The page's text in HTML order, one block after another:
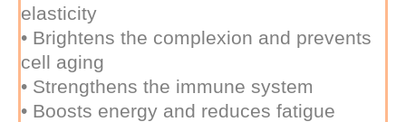
elasticity
• Brightens the complexion and prevents
cell aging
• Strengthens the immune system
• Boosts energy and reduces fatigue